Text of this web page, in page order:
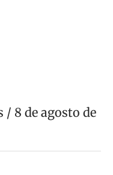
/ 8 de agosto de